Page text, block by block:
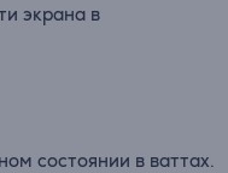
экрана в
состоянии в ваттах.